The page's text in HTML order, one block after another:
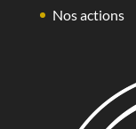
Nos actions